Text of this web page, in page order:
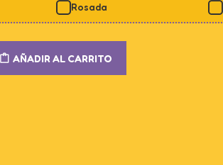
Rosada
AÑADIR AL CARRITO